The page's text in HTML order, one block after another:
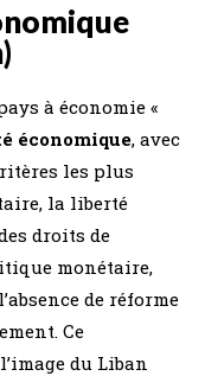
à économie «
économique, avec
les plus
la liberté
droits de
monétaire,
de réforme
Ce
du Liban